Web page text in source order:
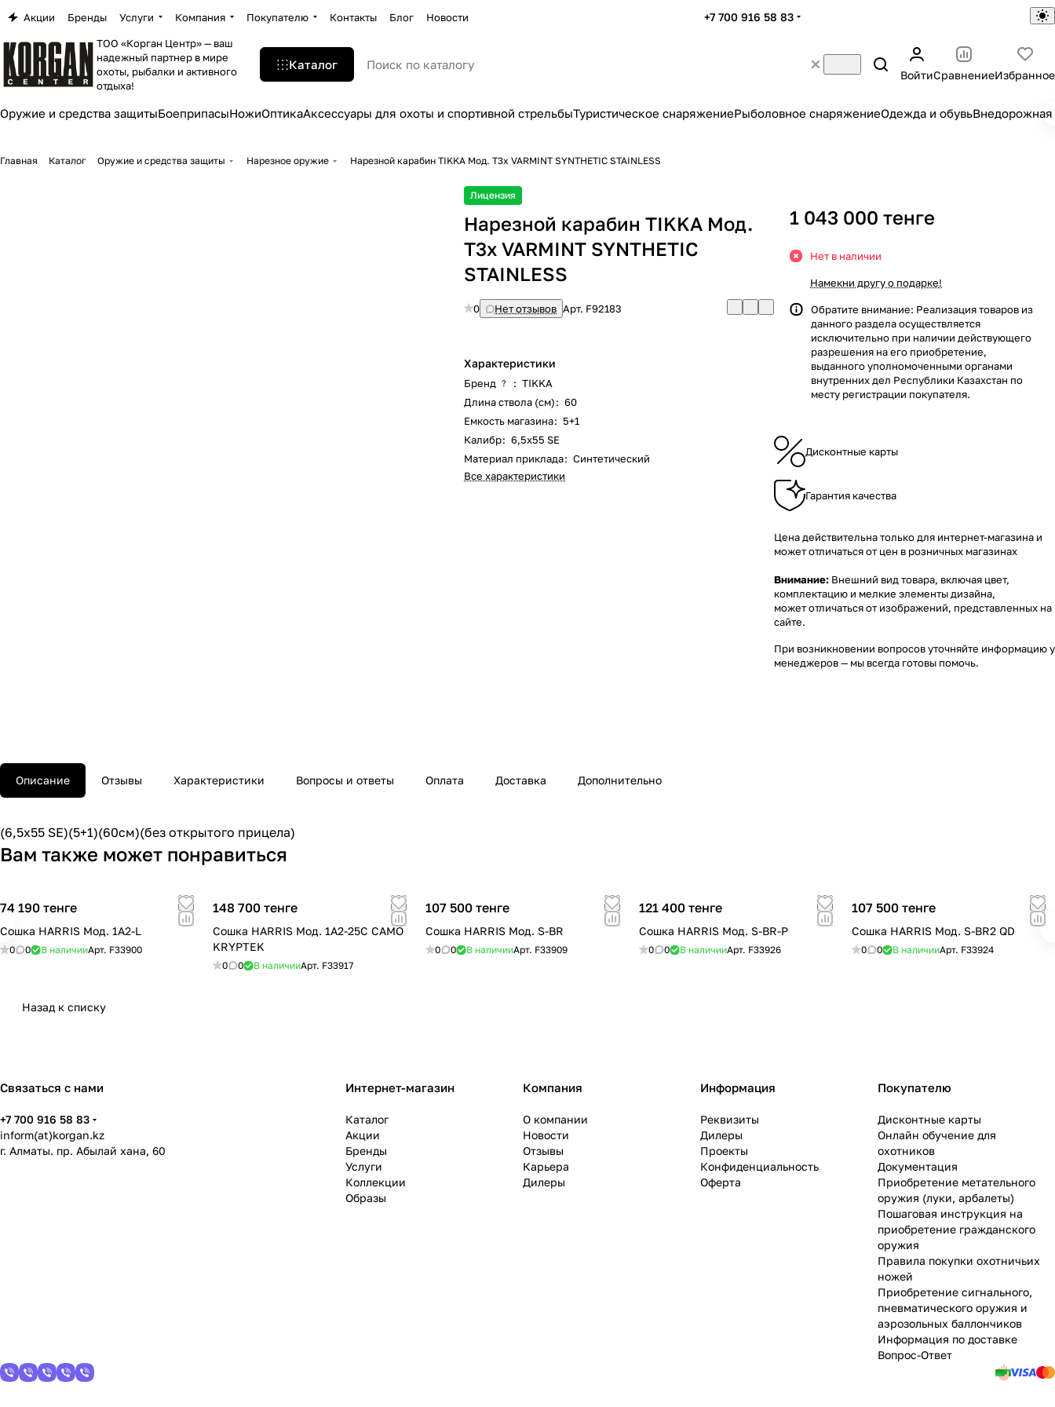
Акции Бренды Услуги Компания Покупателю Контакты Блог Новости +7 700 916 58 83
ТОО «Корган Центр» — ваш
надежный партнер в мире
охоты, рыбалки и активного
отдыха!
Каталог
ВойтиСравнениеИзбранное
Оружие и средства защитыБоеприпасыНожиОптикаАксессуары для охоты и спортивной стрельбыТуристическое снаряжениеРыболовное снаряжениеОдежда и обувьВнедорожная
Главная Каталог Оружие и средства защиты Нарезное оружие Нарезной карабин TIKKA Мод. T3x VARMINT SYNTHETIC STAINLESS
Лицензия
Нарезной карабин TIKKA Мод.
T3x VARMINT SYNTHETIC
STAINLESS
0 Нет отзывов Арт. F92183
Характеристики
Бренд ? : TIKKA
Длина ствола (см): 60
Емкость магазина: 5+1
Калибр: 6,5x55 SE
Материал приклада: Синтетический
Все характеристики
1 043 000 тенге
Нет в наличии
Намекни другу о подарке!
Обратите внимание: Реализация товаров из
данного раздела осуществляется
исключительно при наличии действующего
разрешения на его приобретение,
выданного уполномоченными органами
внутренних дел Республики Казахстан по
месту регистрации покупателя.
Дисконтные карты
Гарантия качества
Цена действительна только для интернет-магазина и
может отличаться от цен в розничных магазинах
Внимание: Внешний вид товара, включая цвет,
комплектацию и мелкие элементы дизайна,
может отличаться от изображений, представленных на
сайте.
При возникновении вопросов уточняйте информацию у
менеджеров— мы всегда готовы помочь.
Описание Отзывы Характеристики Вопросы и ответы Оплата Доставка Дополнительно
(6,5x55 SE)(5+1)(60см)(без открытого прицела)
Вам также может понравиться
74 190 тенге
Сошка HARRIS Мод. 1A2-L
0 0 В наличииАрт. F33900
148 700 тенге
Сошка HARRIS Мод. 1A2-25C CAMO
KRYPTEK
0 0 В наличииАрт. F33917
107 500 тенге
Сошка HARRIS Мод. S-BR
0 0 В наличииАрт. F33909
121 400 тенге
Сошка HARRIS Мод. S-BR-P
0 0 В наличииАрт. F33926
107 500 тенге
Сошка HARRIS Мод. S-BR2 QD
0 0 В наличииАрт. F33924
Назад к списку
Связаться с нами
+7 700 916 58 83
inform(at)korgan.kz
г. Алматы. пр. Абылай хана, 60
Интернет-магазин
Каталог
Акции
Бренды
Услуги
Коллекции
Образы
Компания
О компании
Новости
Отзывы
Карьера
Дилеры
Информация
Реквизиты
Дилеры
Проекты
Конфиденциальность
Оферта
Покупателю
Дисконтные карты
Онлайн обучение для
охотников
Документация
Приобретение метательного
оружия (луки, арбалеты)
Пошаговая инструкция на
приобретение гражданского
оружия
Правила покупки охотничьих
ножей
Приобретение сигнального,
пневматического оружия и
аэрозольных баллончиков
Информация по доставке
Вопрос-Ответ